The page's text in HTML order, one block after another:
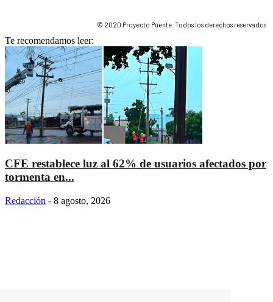
© 2020 Proyecto Puente. Todos los derechos reservados.
Te recomendamos leer:
CFE restablece luz al 62% de usuarios afectados por
tormenta en...
Redacción - 8 agosto, 2026